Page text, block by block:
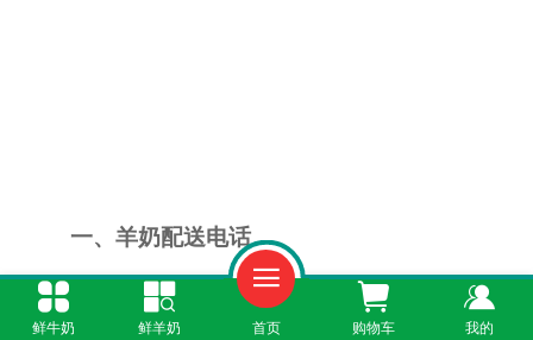
一、羊奶配送电话
玉州区的居民如果想订羊奶，请保存好
鲜牛奶 鲜羊奶 首页 购物车 我的